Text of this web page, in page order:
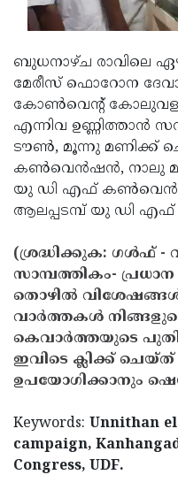
ബുധനാഴ്ച രാവിലെ
മേരീസ് ഫൊറോന
കോണ്‍വെന്റ്
എന്നിവ ഉണ്ണിത്താന്‍
ടൗണ്‍, മൂന്നു മണിക്ക്
കണ്‍വെന്‍ഷന്‍, നാലു
യു ഡി എഫ്
ആലപ്പടമ്പ് യു ഡി
(ശ്രദ്ധിക്കുക: ഗൾഫ് -
സാമ്പത്തികം- പ്രധാന
തൊഴിൽ വിശേഷങ്ങൾ
വാർത്തകൾ
കെവാർത്തയുടെ
ഇവിടെ ക്ലിക്ക്
ഉപയോഗിക്കാനും
Keywords: Unnithan
campaign,
Congress, UDF.